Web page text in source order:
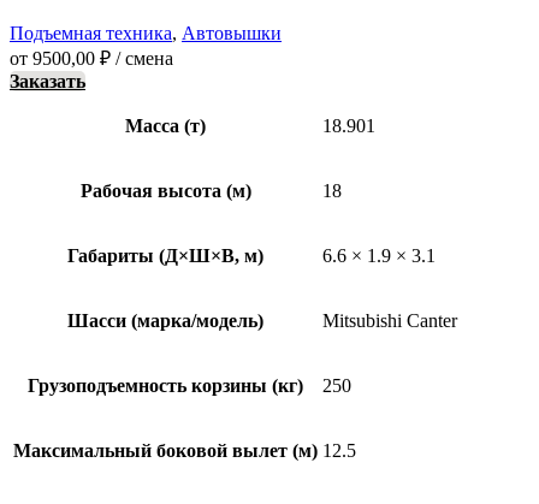
Подъемная техника, Автовышки
от 9500,00 ₽ / смена
Заказать
Масса (т) 18.901
Рабочая высота (м) 18
Габариты (Д×Ш×В, м) 6.6 × 1.9 × 3.1
Шасси (марка/модель) Mitsubishi Canter
Грузоподъемность корзины (кг) 250
Максимальный боковой вылет (м) 12.5